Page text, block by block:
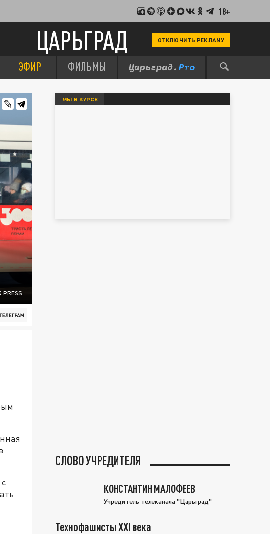
18+
ЦАРЬГРАД ОТКЛЮЧИТЬ РЕКЛАМУ
ЭФИР ФИЛЬМЫ
PRESS
МЫ В КУРСЕ
СЛОВО УЧРЕДИТЕЛЯ
КОНСТАНТИН МАЛОФЕЕВ
Учредитель телеканала "Царьград"
Технофашисты XXI века